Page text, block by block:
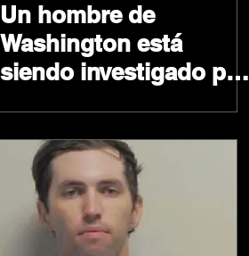
Un hombre de
Washington está
siendo investigado por
prometiendo "hacerles
la vida más difícil" a los
agentes.